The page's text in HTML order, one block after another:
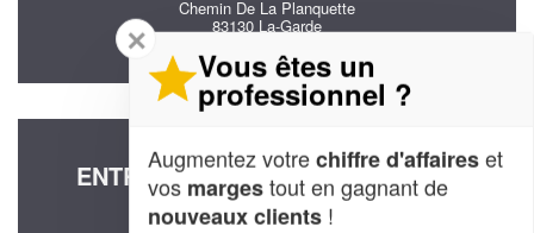
Chemin De La Planquette
83130 La-Garde
ENTREPRISE DIGNAT CLEMENCE
36 Rue Vincent Van Gogh
83130 La-Garde
✕
Vous êtes un
professionnel ?
Augmentez votrechiffre d'affaireset
vos margestout en gagnant de
nouveaux clients !